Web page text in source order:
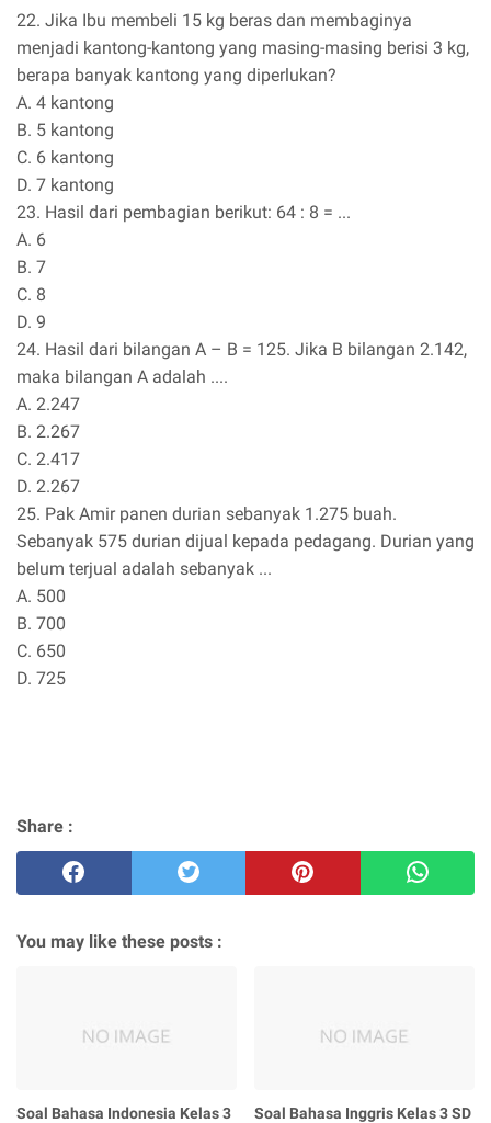
22. Jika Ibu membeli 15 kg beras dan membaginya
menjadi kantong-kantong yang masing-masing berisi 3 kg,
berapa banyak kantong yang diperlukan?
A. 4 kantong
B. 5 kantong
C. 6 kantong
D. 7 kantong
23. Hasil dari pembagian berikut: 64 : 8 = ...
A. 6
B. 7
C. 8
D. 9
24. Hasil dari bilangan A – B = 125. Jika B bilangan 2.142,
maka bilangan A adalah ....
A. 2.247
B. 2.267
C. 2.417
D. 2.267
25. Pak Amir panen durian sebanyak 1.275 buah.
Sebanyak 575 durian dijual kepada pedagang. Durian yang
belum terjual adalah sebanyak ...
A. 500
B. 700
C. 650
D. 725
Share :
You may like these posts :
Soal Bahasa Indonesia Kelas 3
Soal Bahasa Inggris Kelas 3 SD